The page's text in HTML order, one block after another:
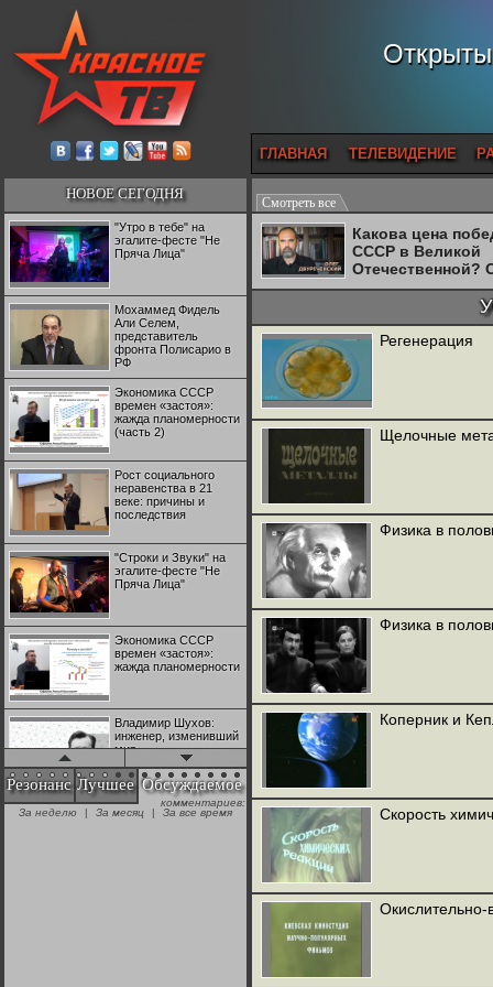
ГЛАВНАЯ ТЕЛЕВИДЕНИЕ
НОВОЕ СЕГОДНЯ
"Утро в тебе" на
эгалите-фесте "Не
Пряча Лица"
Мохаммед Фидель
Али Селем,
представитель
фронта Полисарио в
РФ
Экономика СССР
времен «застоя»:
жажда планомерности
(часть 2)
Рост социального
неравенства в 21
веке: причины и
последствия
"Строки и Звуки" на
эгалите-фесте "Не
Пряча Лица"
Экономика СССР
времен «застоя»:
жажда планомерности
Владимир Шухов:
инженер, изменивший
мир
"Аркадий Коц" на
эгалите-фесте "Не
Резонанс Лучшее Обсуждаемое
комментариев:
За неделю
| За месяц | За все время
Смотреть все
Какова цена
СССР в Великой
Отечественной?
Двуреченский о
Регенерация
Щелочные
Физика в
Физика в
Коперник и
Скорость
Окислительно-